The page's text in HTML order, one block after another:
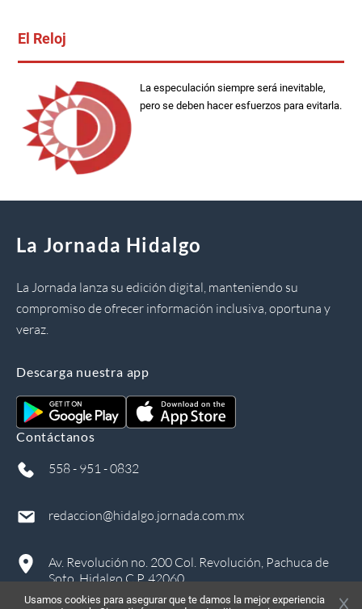
El Reloj
La especulación siempre será inevitable,
pero se deben hacer esfuerzos para evitarla.
La Jornada Hidalgo
La Jornada lanza su edición digital, manteniendo su
compromiso de ofrecer información inclusiva, oportuna y
veraz.
Descarga nuestra app
Contáctanos
558 - 951 - 0832
redaccion@hidalgo.jornada.com.mx
Av. Revolución no. 200 Col. Revolución, Pachuca de
Soto, Hidalgo C.P. 42060
Usamos cookies para asegurar que te damos la mejor experiencia